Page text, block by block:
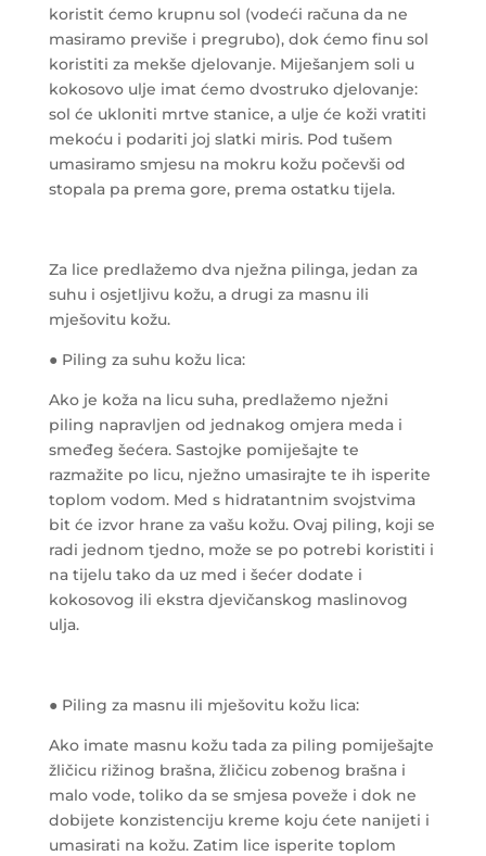
koristit ćemo krupnu sol (vodeći računa da ne
masiramo previše i pregrubo), dok ćemo finu sol
koristiti za mekše djelovanje. Miješanjem soli u
kokosovo ulje imat ćemo dvostruko djelovanje:
sol će ukloniti mrtve stanice, a ulje će koži vratiti
mekoću i podariti joj slatki miris. Pod tušem
umasiramo smjesu na mokru kožu počevši od
stopala pa prema gore, prema ostatku tijela.
Za lice predlažemo dva nježna pilinga, jedan za
suhu i osjetljivu kožu, a drugi za masnu ili
mješovitu kožu.
● Piling za suhu kožu lica:
Ako je koža na licu suha, predlažemo nježni
piling napravljen od jednakog omjera meda i
smeđeg šećera. Sastojke pomiješajte te
razmažite po licu, nježno umasirajte te ih isperite
toplom vodom. Med s hidratantnim svojstvima
bit će izvor hrane za vašu kožu. Ovaj piling, koji se
radi jednom tjedno, može se po potrebi koristiti i
na tijelu tako da uz med i šećer dodate i
kokosovog ili ekstra djevičanskog maslinovog
ulja.
● Piling za masnu ili mješovitu kožu lica:
Ako imate masnu kožu tada za piling pomiješajte
žličicu rižinog brašna, žličicu zobenog brašna i
malo vode, toliko da se smjesa poveže i dok ne
dobijete konzistenciju kreme koju ćete nanijeti i
umasirati na kožu. Zatim lice isperite toplom